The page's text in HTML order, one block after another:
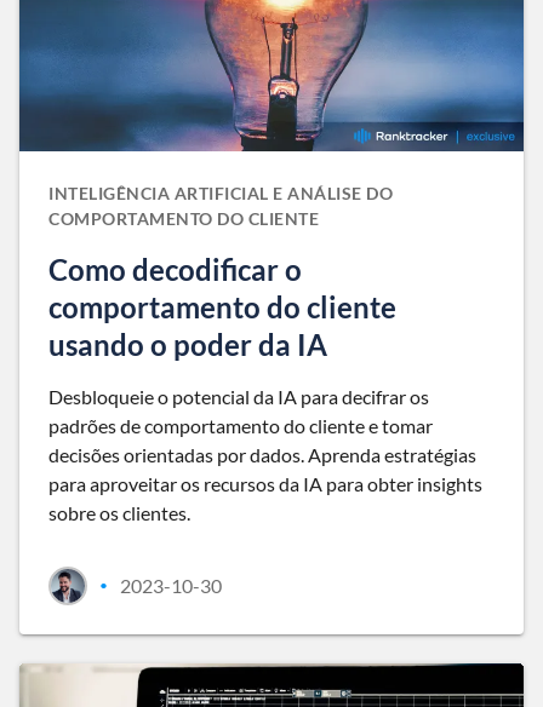
INTELIGÊNCIA ARTIFICIAL E ANÁLISE DO
COMPORTAMENTO DO CLIENTE
Como decodificar o
comportamento do cliente
usando o poder da IA
Desbloqueie o potencial da IA para decifrar os
padrões de comportamento do cliente e tomar
decisões orientadas por dados. Aprenda estratégias
para aproveitar os recursos da IA para obter insights
sobre os clientes.
• 2023-10-30